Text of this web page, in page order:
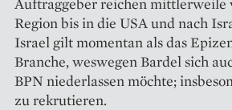
Region bis in die USA und nach
Israel gilt momentan als das
Branche, weswegen Bardel sich
BPN niederlassen möchte;
zu rekrutieren.